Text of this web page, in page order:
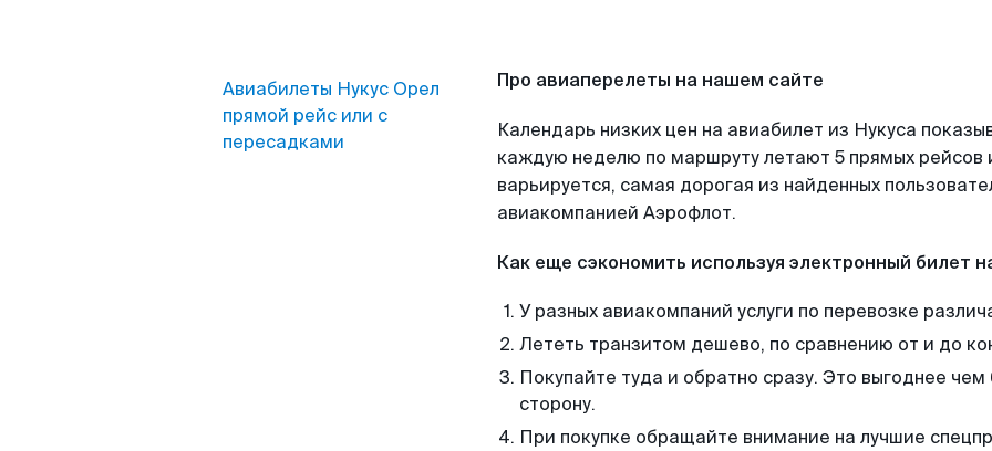
Авиабилеты Нукус Орел
прямой рейс или с
пересадками
Про авиаперелеты на нашем сайте
Календарь низких цен на авиабилет из Нукуса
каждую неделю по маршруту летают 5 прямых рейсов
варьируется, самая дорогая из найденных
авиакомпанией Аэрофлот.
Как еще сэкономить используя электронный билет
У разных авиакомпаний услуги по перевозке
Лететь транзитом дешево, по сравнению от и до
Покупайте туда и обратно сразу. Это выгоднее
сторону.
При покупке обращайте внимание на лучшие